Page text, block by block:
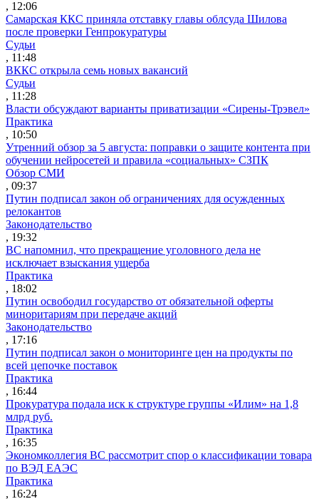
, 12:06
Самарская ККС приняла отставку главы облсуда Шилова
после проверки Генпрокуратуры
Судьи
, 11:48
ВККС открыла семь новых вакансий
Судьи
, 11:28
Власти обсуждают варианты приватизации «Сирены-Трэвел»
Практика
, 10:50
Утренний обзор за 5 августа: поправки о защите контента при
обучении нейросетей и правила «социальных» СЗПК
Обзор СМИ
, 09:37
Путин подписал закон об ограничениях для осужденных
релокантов
Законодательство
, 19:32
ВС напомнил, что прекращение уголовного дела не
исключает взыскания ущерба
Практика
, 18:02
Путин освободил государство от обязательной оферты
миноритариям при передаче акций
Законодательство
, 17:16
Путин подписал закон о мониторинге цен на продукты по
всей цепочке поставок
Практика
, 16:44
Прокуратура подала иск к структуре группы «Илим» на 1,8
млрд руб.
Практика
, 16:35
Экономколлегия ВС рассмотрит спор о классификации товара
по ВЭД ЕАЭС
Практика
, 16:24